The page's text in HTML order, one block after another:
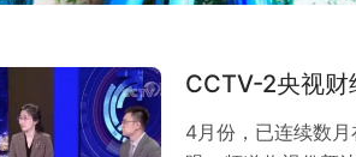
CCTV-2央视财
4月份，已连续数